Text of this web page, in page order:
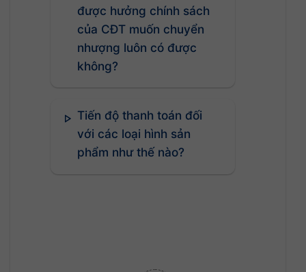
được hưởng chính sách
của CĐT muốn chuyển
nhượng luôn có được
không?
Tiến độ thanh toán đối
với các loại hình sản
phẩm như thế nào?